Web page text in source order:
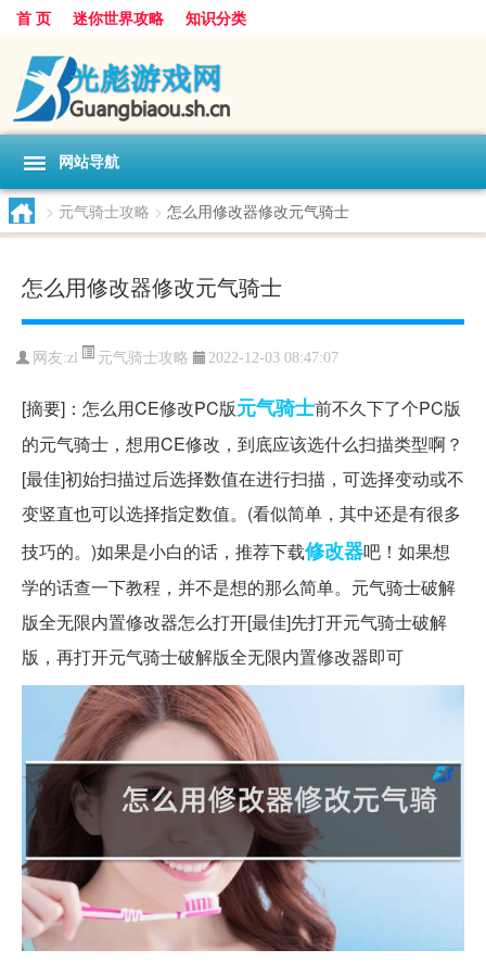
首 页 迷你世界攻略 知识分类
网站导航
> 元气骑士攻略 > 怎么用修改器修改元气骑士
怎么用修改器修改元气骑士
网友:zl 元气骑士攻略 2022-12-03 08:47:07
[摘要]：怎么用CE修改PC版元气骑士前不久下了个PC版
的元气骑士，想用CE修改，到底应该选什么扫描类型啊？
[最佳]初始扫描过后选择数值在进行扫描，可选择变动或不
变竖直也可以选择指定数值。(看似简单，其中还是有很多
技巧的。)如果是小白的话，推荐下载修改器吧！如果想
学的话查一下教程，并不是想的那么简单。元气骑士破解
版全无限内置修改器怎么打开[最佳]先打开元气骑士破解
版，再打开元气骑士破解版全无限内置修改器即可